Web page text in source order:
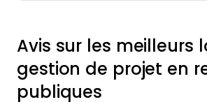
Avis sur les meilleurs
gestion de projet en
publiques